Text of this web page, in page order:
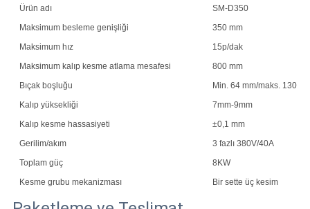
Ürün adı
SM-D350
Maksimum besleme genişliği
350 mm
Maksimum hız
15p/dak
Maksimum kalıp kesme atlama mesafesi
800 mm
Bıçak boşluğu
Min. 64 mm/maks. 130
Kalıp yüksekliği
7mm-9mm
Kalıp kesme hassasiyeti
±0,1 mm
Gerilim/akım
3 fazlı 380V/40A
Toplam güç
8KW
Kesme grubu mekanizması
Bir sette üç kesim